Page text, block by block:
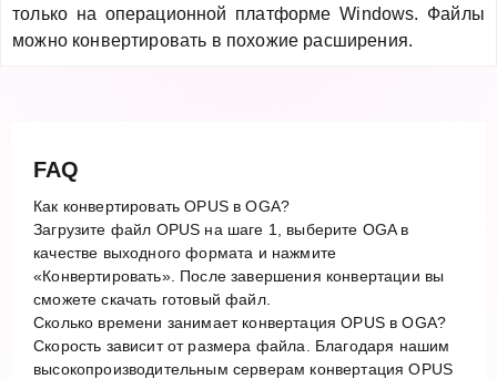
только на операционной платформе Windows. Файлы
можно конвертировать в похожие расширения.
FAQ
Как конвертировать OPUS в OGA?
Загрузите файл OPUS на шаге 1, выберите OGA в
качестве выходного формата и нажмите
«Конвертировать». После завершения конвертации вы
сможете скачать готовый файл.
Сколько времени занимает конвертация OPUS в OGA?
Скорость зависит от размера файла. Благодаря нашим
высокопроизводительным серверам конвертация OPUS